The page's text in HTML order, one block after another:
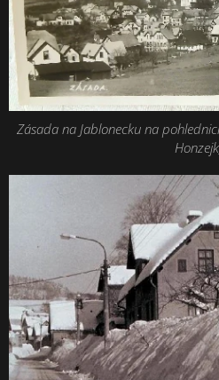
Zásada na Jablonecku na